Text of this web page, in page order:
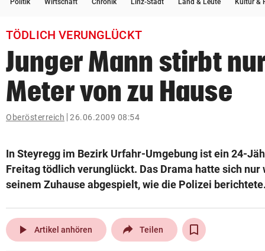
search
Suchbegriff
eingeben
© Krone Multimedia GmbH & Co KG 2026
Muthgasse 2, 1190 Wien
Politik Wirtschaft Chronik Linz-Stadt Land & Leute Kultur &
TÖDLICH VERUNGLÜCKT
Junger Mann stirbt
Meter von zu Hause
Oberösterreich 26.06.2009 08:54
In Steyregg im Bezirk Urfahr-Umgebung ist ein 24-
Freitag tödlich verunglückt. Das Drama hatte sich nur
seinem Zuhause abgespielt, wie die Polizei berichtete.
play_arrow Artikel anhören Teilen